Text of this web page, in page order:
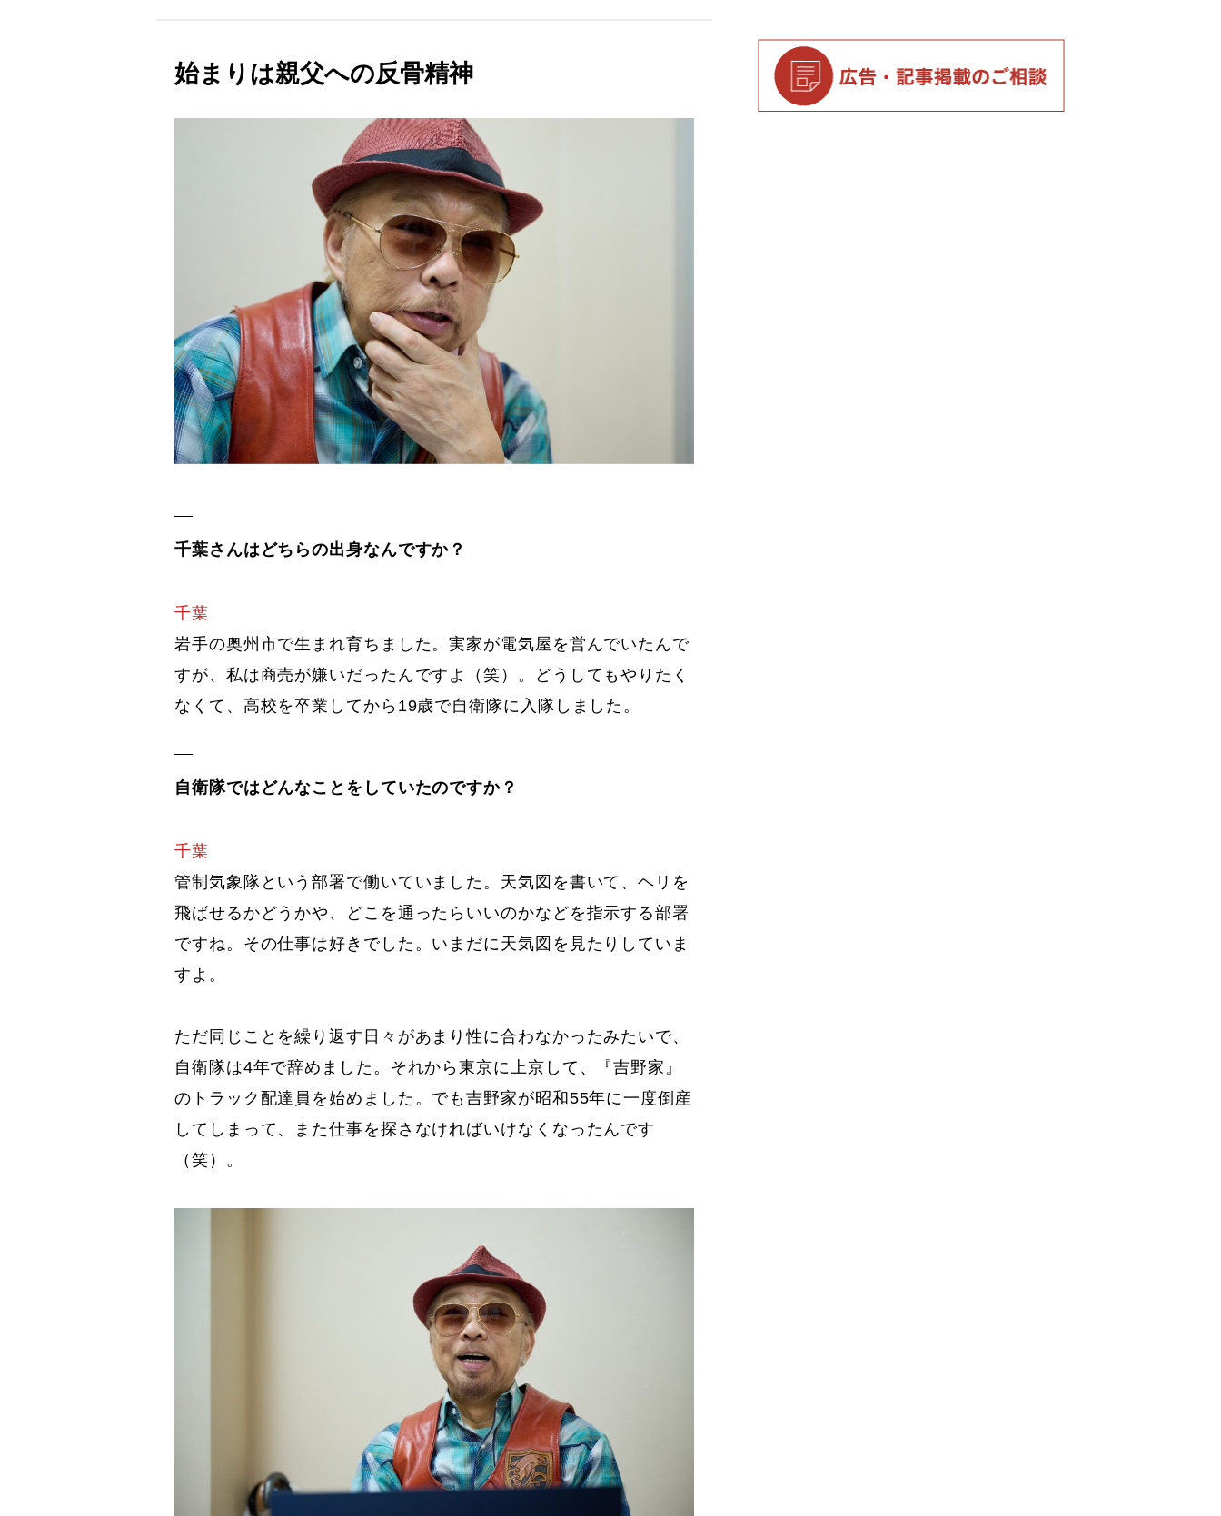
始まりは親父への反骨精神
千葉さんはどちらの出身なんですか？
千葉
岩手の奥州市で生まれ育ちました。実家が電気屋を営んでいたんで
すが、私は商売が嫌いだったんですよ（笑）。どうしてもやりたく
なくて、高校を卒業してから19歳で自衛隊に入隊しました。
自衛隊ではどんなことをしていたのですか？
千葉
管制気象隊という部署で働いていました。天気図を書いて、ヘリを
飛ばせるかどうかや、どこを通ったらいいのかなどを指示する部署
ですね。その仕事は好きでした。いまだに天気図を見たりしていま
すよ。
ただ同じことを繰り返す日々があまり性に合わなかったみたいで、
自衛隊は4年で辞めました。それから東京に上京して、『吉野家』
のトラック配達員を始めました。でも吉野家が昭和55年に一度倒産
してしまって、また仕事を探さなければいけなくなったんです
（笑）。